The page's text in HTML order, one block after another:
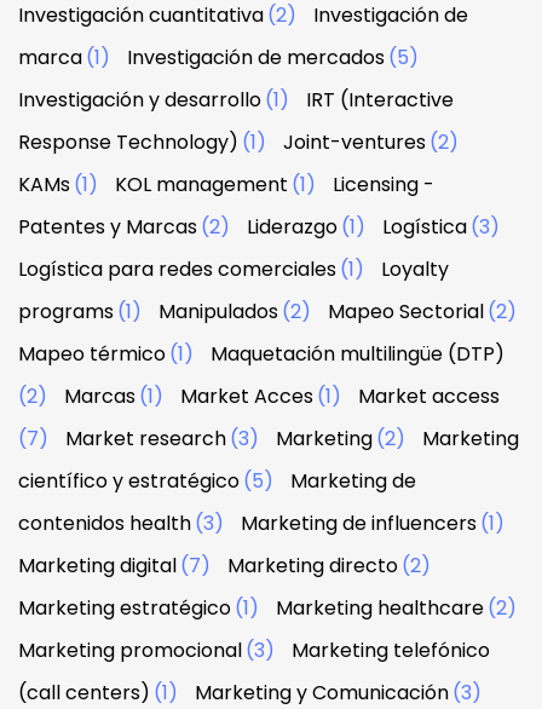
Investigación cuantitativa(2)
Investigación de
marca(1) Investigación de mercados(5)
Investigación y desarrollo(1)
IRT (Interactive
Response Technology) (1) Joint-ventures(2)
KAMs(1) KOL management (1)
Licensing -
Patentes y Marcas(2) Liderazgo(1) Logística(3)
Logística para redes comerciales(1)
Loyalty
programs(1) Manipulados(2) Mapeo Sectorial(2)
Mapeo térmico(1)
Maquetación multilingüe (DTP)
(2)
Marcas(1) Market Acces(1)
Market access
(7)
Market research(3) Marketing(2)
Marketing
científico y estratégico(5)
Marketing de
contenidos health(3) Marketing de influencers(1)
Marketing digital(7) Marketing directo(2)
Marketing estratégico(1) Marketing healthcare(2)
Marketing promocional(3)
Marketing telefónico
(call centers) (1) Marketing y Comunicación(3)